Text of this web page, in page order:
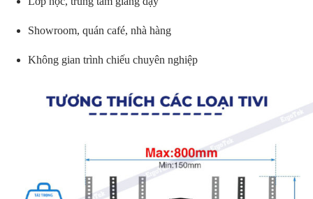
Showroom, quán café, nhà hàng
Không gian trình chiếu chuyên nghiệp